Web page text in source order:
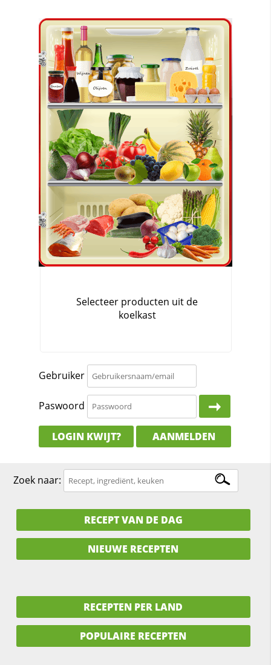
Gebruiker
Paswoord
LOGIN KWIJT? AANMELDEN
Zoek naar:
RECEPT VAN DE DAG
NIEUWE RECEPTEN
RECEPTEN PER LAND
POPULAIRE RECEPTEN